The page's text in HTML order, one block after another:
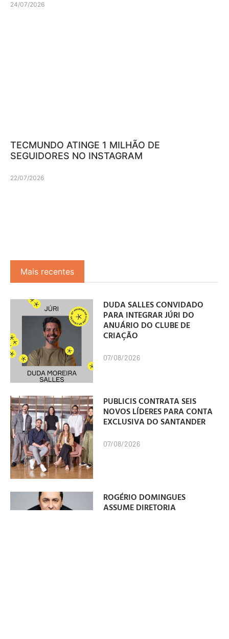
24/07/2026
TECMUNDO ATINGE 1 MILHÃO DE
SEGUIDORES NO INSTAGRAM
22/07/2026
Mais recentes
DUDA SALLES CONVIDADO
PARA INTEGRAR JÚRI DO
ANUÁRIO DO CLUBE DE
CRIAÇÃO
07/08/2026
PUBLICIS CONTRATA SEIS
NOVOS LÍDERES PARA CONTA
EXCLUSIVA DO SANTANDER
07/08/2026
ROGÉRIO DOMINGUES
ASSUME DIRETORIA